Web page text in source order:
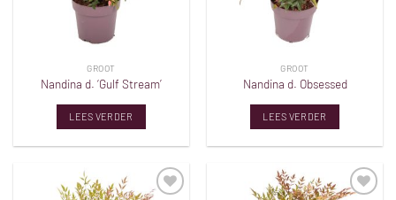
GROOT
Nandina d. ‘Gulf Stream’
LEES VERDER
GROOT
Nandina d. Obsessed
LEES VERDER